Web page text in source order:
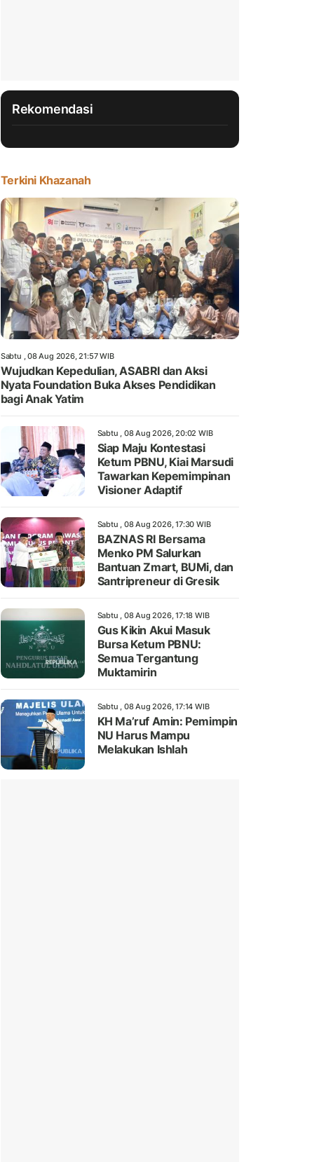
Rekomendasi
Terkini Khazanah
Sabtu , 08 Aug 2026, 21:57 WIB
Wujudkan Kepedulian, ASABRI dan Aksi
Nyata Foundation Buka Akses Pendidikan
bagi Anak Yatim
Sabtu , 08 Aug 2026, 20:02 WIB
Siap Maju Kontestasi
Ketum PBNU, Kiai Marsudi
Tawarkan Kepemimpinan
Visioner Adaptif
Sabtu , 08 Aug 2026, 17:30 WIB
BAZNAS RI Bersama
Menko PM Salurkan
Bantuan Zmart, BUMi, dan
Santripreneur di Gresik
Sabtu , 08 Aug 2026, 17:18 WIB
Gus Kikin Akui Masuk
Bursa Ketum PBNU:
Semua Tergantung
Muktamirin
Sabtu , 08 Aug 2026, 17:14 WIB
KH Ma’ruf Amin: Pemimpin
NU Harus Mampu
Melakukan Ishlah